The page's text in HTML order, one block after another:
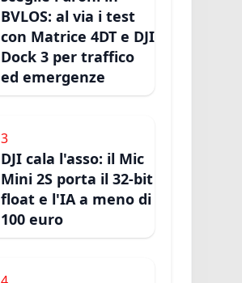
BVLOS: al via i test
con Matrice 4DT e DJI
Dock 3 per traffico
ed emergenze
3
DJI cala l'asso: il Mic
Mini 2S porta il 32-bit
float e l'IA a meno di
100 euro